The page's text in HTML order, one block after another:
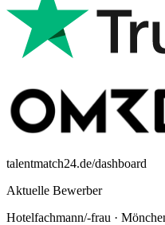
talentmatch24.de/dashboard
Aktuelle Bewerber
Hotelfachmann/-frau ·